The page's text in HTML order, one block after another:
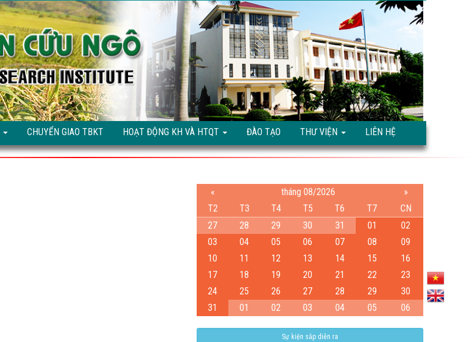
CHUYỂN GIAO TBKT HOẠT ĐỘNG KH VÀ HTQT ĐÀO TẠO THƯ VIỆN LIÊN HỆ
« tháng 08/2026
»
T2
T3 T4 T5 T6 T7
CN
27
28 29 30 31 01
02
03
04 05 06 07 08
09
10
11 12 13 14 15
16
17
18 19 20 21 22
23
24
25 26 27 28 29
30
31
01 02 03 04 05 06
Sự kiện sắp diễn ra